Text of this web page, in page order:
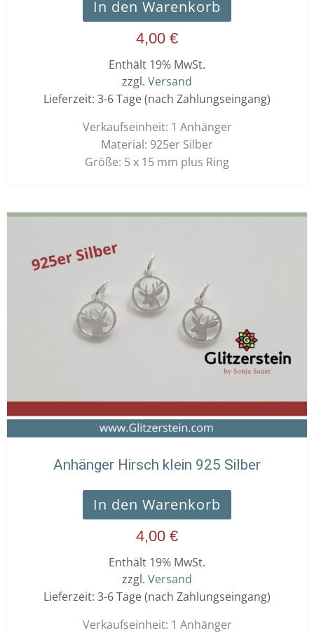
In den Warenkorb
4,00 €
Enthält 19% MwSt.
zzgl. Versand
Lieferzeit: 3-6 Tage (nach Zahlungseingang)
Verkaufseinheit: 1 Anhänger
Material: 925er Silber
Größe: 5 x 15 mm plus Ring
Anhänger Hirsch klein 925 Silber
In den Warenkorb
4,00 €
Enthält 19% MwSt.
zzgl. Versand
Lieferzeit: 3-6 Tage (nach Zahlungseingang)
Verkaufseinheit: 1 Anhänger